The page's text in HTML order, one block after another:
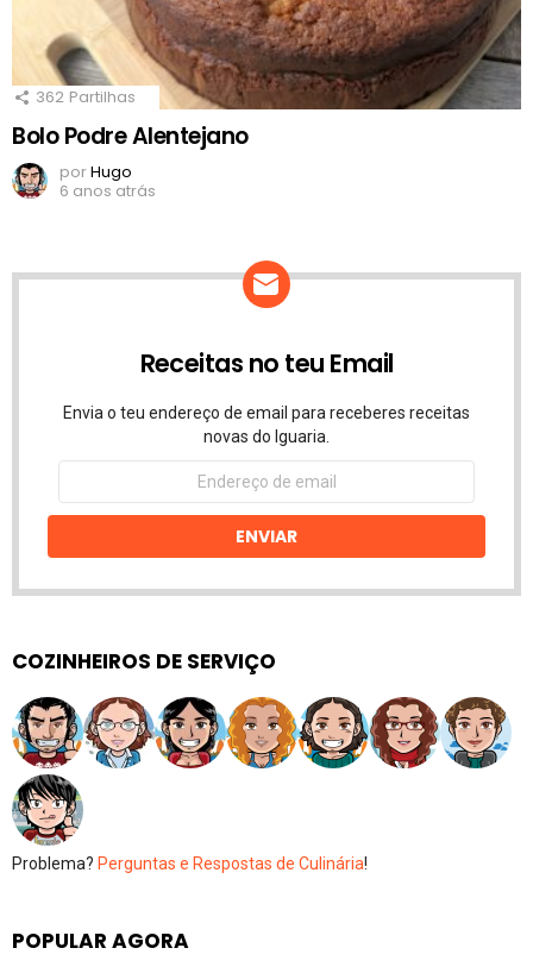
362 Partilhas
Bolo Podre Alentejano
porHugo
6 anos atrás
Receitas no teu Email
Envia o teu endereço de email para receberes receitas
novas do Iguaria.
Endereço
email
ENVIAR
COZINHEIROS DE SERVIÇO
Problema? Perguntas e Respostas de Culinária!
POPULAR AGORA